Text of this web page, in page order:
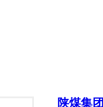
陕煤集团